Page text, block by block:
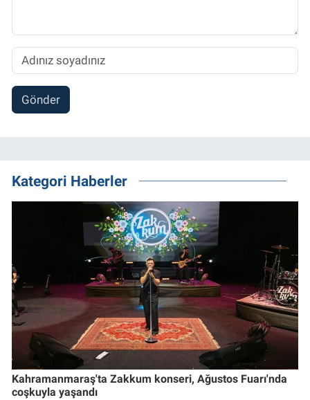
Gönder
Kategori Haberler
Kahramanmaraş'ta Zakkum konseri, Ağustos Fuarı'nda
coşkuyla yaşandı